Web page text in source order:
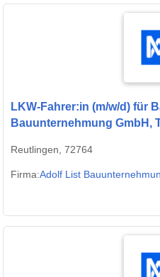
LKW-Fahrer:in (m/w/d) für
Bauunternehmung GmbH,
Reutlingen, 72764
Firma:Adolf List